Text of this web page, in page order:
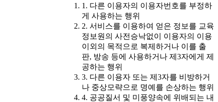
1. 다른 이용자의 이용자번호를 부정하
게 사용하는 행위
2. 서비스를 이용하여 얻은 정보를 교육
정보원의 사전승낙없이 이용자의 이용
이외의 목적으로 복제하거나 이를 출
판, 방송 등에 사용하거나 제3자에게 제
공하는 행위
3. 다른 이용자 또는 제3자를 비방하거
나 중상모략으로 명예를 손상하는 행위
4. 공공질서 및 미풍양속에 위배되는 내